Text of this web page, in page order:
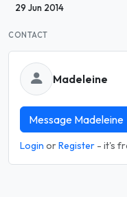
29 Jun 2014
CONTACT
Madeleine
Message Madeleine
Login orRegister - it's